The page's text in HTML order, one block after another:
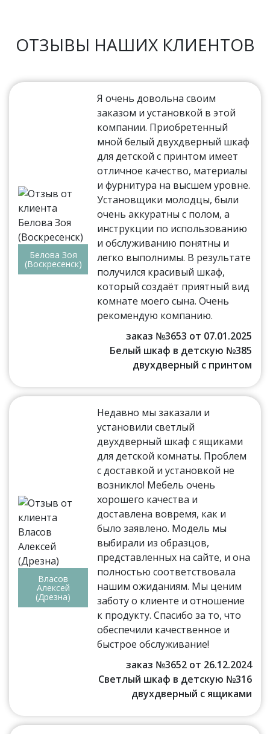
ОТЗЫВЫ НАШИХ КЛИЕНТОВ
Белова Зоя
(Воскресенск)
Я очень довольна своим
заказом и установкой в этой
компании. Приобретенный
мной белый двухдверный шкаф
для детской с принтом имеет
отличное качество, материалы
и фурнитура на высшем уровне.
Установщики молодцы, были
очень аккуратны с полом, а
инструкции по использованию
и обслуживанию понятны и
легко выполнимы. В результате
получился красивый шкаф,
который создаёт приятный вид
комнате моего сына. Очень
рекомендую компанию.
заказ №3653 от 07.01.2025
Белый шкаф в детскую №385
двухдверный с принтом
Власов
Алексей
(Дрезна)
Недавно мы заказали и
установили светлый
двухдверный шкаф с ящиками
для детской комнаты. Проблем
с доставкой и установкой не
возникло! Мебель очень
хорошего качества и
доставлена вовремя, как и
было заявлено. Модель мы
выбирали из образцов,
представленных на сайте, и она
полностью соответствовала
нашим ожиданиям. Мы ценим
заботу о клиенте и отношение
к продукту. Спасибо за то, что
обеспечили качественное и
быстрое обслуживание!
заказ №3652 от 26.12.2024
Светлый шкаф в детскую №316
двухдверный с ящиками